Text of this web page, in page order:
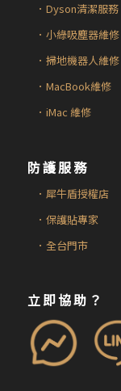
．Dyson清潔服務
．小綠吸塵器維修
．掃地機器人維修
．MacBook維修
．iMac 維修
防護服務
．犀牛盾授權店
．保護貼專家
．全台門市
立即協助？